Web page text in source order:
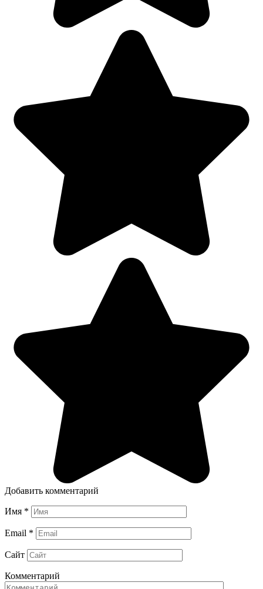
Добавить комментарий
Имя *
Email *
Сайт
Комментарий